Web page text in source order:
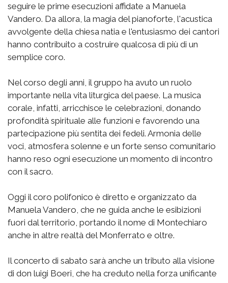
seguire le prime esecuzioni affidate a Manuela
Vandero. Da allora, la magia del pianoforte, l'acustica
avvolgente della chiesa natia e l'entusiasmo dei cantori
hanno contribuito a costruire qualcosa di più di un
semplice coro.
Nel corso degli anni, il gruppo ha avuto un ruolo
importante nella vita liturgica del paese. La musica
corale, infatti, arricchisce le celebrazioni, donando
profondità spirituale alle funzioni e favorendo una
partecipazione più sentita dei fedeli. Armonia delle
voci, atmosfera solenne e un forte senso comunitario
hanno reso ogni esecuzione un momento di incontro
con il sacro.
Oggi il coro polifonico è diretto e organizzato da
Manuela Vandero, che ne guida anche le esibizioni
fuori dal territorio, portando il nome di Montechiaro
anche in altre realtà del Monferrato e oltre.
Il concerto di sabato sarà anche un tributo alla visione
di don luigi Boeri, che ha creduto nella forza unificante